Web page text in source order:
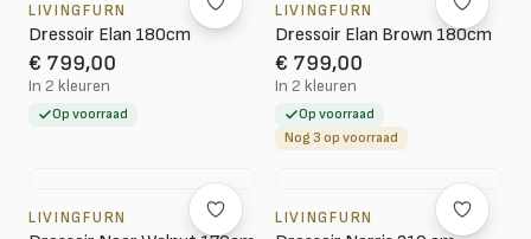
LIVINGFURN
Dressoir Elan 180cm
€ 799,00
In 2 kleuren
Op voorraad
LIVINGFURN
Dressoir Elan Brown 180cm
€ 799,00
In 2 kleuren
Op voorraad
Nog 3 op voorraad
LIVINGFURN LIVINGFURN